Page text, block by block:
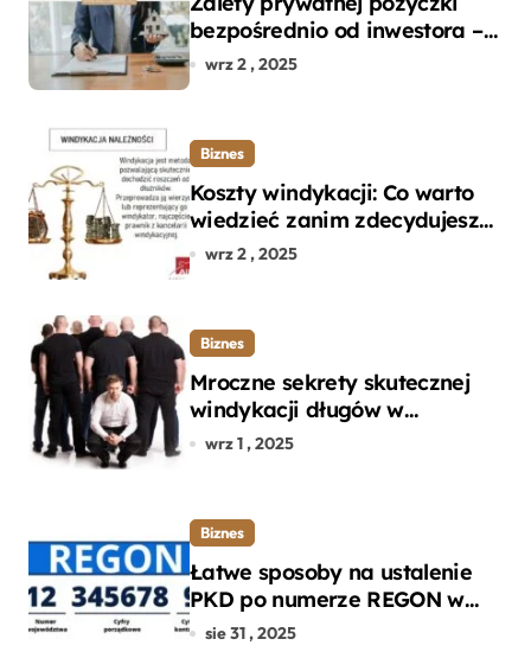
bezpośrednio od inwestora –
dlaczego warto?
wrz 2 , 2025
Biznes
Koszty windykacji: Co warto
wiedzieć zanim zdecydujesz
się na odzyskanie długu?
wrz 2 , 2025
Biznes
Mroczne sekrety skutecznej
windykacji długów w
departamencie windykacji
wrz 1 , 2025
Biznes
Łatwe sposoby na ustalenie
PKD po numerze REGON w
kilku prostych krokach
sie 31 , 2025